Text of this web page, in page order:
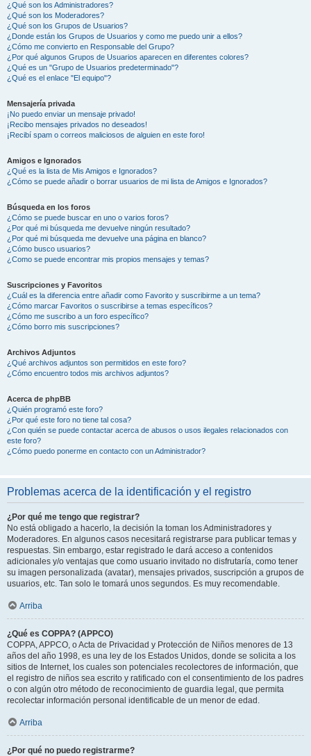
¿Qué son los Administradores?
¿Qué son los Moderadores?
¿Qué son los Grupos de Usuarios?
¿Donde están los Grupos de Usuarios y como me puedo unir a ellos?
¿Cómo me convierto en Responsable del Grupo?
¿Por qué algunos Grupos de Usuarios aparecen en diferentes colores?
¿Qué es un "Grupo de Usuarios predeterminado"?
¿Qué es el enlace "El equipo"?
Mensajería privada
¡No puedo enviar un mensaje privado!
¡Recibo mensajes privados no deseados!
¡Recibí spam o correos maliciosos de alguien en este foro!
Amigos e Ignorados
¿Qué es la lista de Mis Amigos e Ignorados?
¿Cómo se puede añadir o borrar usuarios de mi lista de Amigos e Ignorados?
Búsqueda en los foros
¿Cómo se puede buscar en uno o varios foros?
¿Por qué mi búsqueda me devuelve ningún resultado?
¿Por qué mi búsqueda me devuelve una página en blanco?
¿Cómo busco usuarios?
¿Como se puede encontrar mis propios mensajes y temas?
Suscripciones y Favoritos
¿Cuál es la diferencia entre añadir como Favorito y suscribirme a un tema?
¿Cómo marcar Favoritos o suscribirse a temas específicos?
¿Cómo me suscribo a un foro específico?
¿Cómo borro mis suscripciones?
Archivos Adjuntos
¿Qué archivos adjuntos son permitidos en este foro?
¿Cómo encuentro todos mis archivos adjuntos?
Acerca de phpBB
¿Quién programó este foro?
¿Por qué este foro no tiene tal cosa?
¿Con quién se puede contactar acerca de abusos o usos ilegales relacionados con
este foro?
¿Cómo puedo ponerme en contacto con un Administrador?
Problemas acerca de la identificación y el registro
¿Por qué me tengo que registrar?
No está obligado a hacerlo, la decisión la toman los Administradores y
Moderadores. En algunos casos necesitará registrarse para publicar temas y
respuestas. Sin embargo, estar registrado le dará acceso a contenidos
adicionales y/o ventajas que como usuario invitado no disfrutaría, como tener
su imagen personalizada (avatar), mensajes privados, suscripción a grupos de
usuarios, etc. Tan solo le tomará unos segundos. Es muy recomendable.
Arriba
¿Qué es COPPA? (APPCO)
COPPA, APPCO, o Acta de Privacidad y Protección de Niños menores de 13
años del año 1998, es una ley de los Estados Unidos, donde se solicita a los
sitios de Internet, los cuales son potenciales recolectores de información, que
el registro de niños sea escrito y ratificado con el consentimiento de los padres
o con algún otro método de reconocimiento de guardia legal, que permita
recolectar información personal identificable de un menor de edad.
Arriba
¿Por qué no puedo registrarme?